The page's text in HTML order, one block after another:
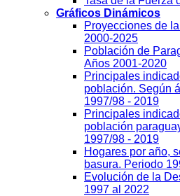
Gráficos Dinámicos
Proyecciones de
2000-2025
Población de
Años 2001-2020
Principales
población. Según
1997/98 - 2019
Principales
población
1997/98 - 2019
Hogares por año,
basura. Periodo
Evolución de la
1997 al 2022